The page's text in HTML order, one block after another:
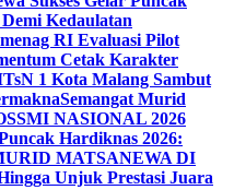
Kedaulatan
RI Evaluasi Pilot
Cetak Karakter
1 Kota Malang Sambut
Semangat Murid
NASIONAL 2026
Hardiknas 2026:
MATSANEWA DI
Unjuk Prestasi Juara